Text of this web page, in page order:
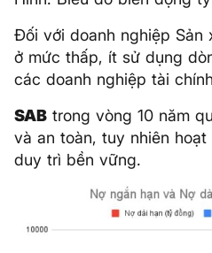
Đối với doanh nghiệp Sản
ở mức thấp, ít sử dụng
các doanh nghiệp tài
SAB trong vòng 10 năm
và an toàn, tuy nhiên
duy trì bền vững.